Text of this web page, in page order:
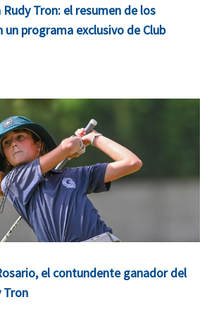
Tron: el resumen de los
programa exclusivo de Club
el contundente ganador del
Tron